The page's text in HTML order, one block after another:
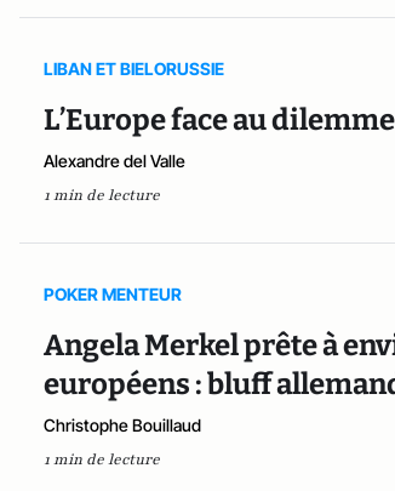
LIBAN ET BIELORUSSIE
L’Europe face au
Alexandre del Valle
1 min de lecture
POKER MENTEUR
Angela Merkel prête à
européens : bluff
Christophe Bouillaud
1 min de lecture